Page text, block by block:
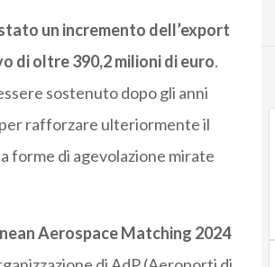
stato un incremento dell’export
di oltre 390,2 milioni di euro.
sostenuto dopo gli anni
per rafforzare ulteriormente il
forme di agevolazione mirate
Aerospace Matching 2024